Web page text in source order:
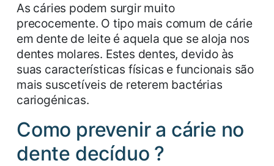
As cáries podem surgir muito
precocemente. O tipo mais comum de cárie
em dente de leite é aquela que se aloja nos
dentes molares. Estes dentes, devido às
suas características físicas e funcionais são
mais suscetíveis de reterem bactérias
cariogénicas.
Como prevenir a cárie no
dente decíduo ?